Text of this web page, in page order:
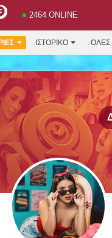
2464 ONLINE
ΙΣΤΟΡΙΚΌ ΟΛΕΣ